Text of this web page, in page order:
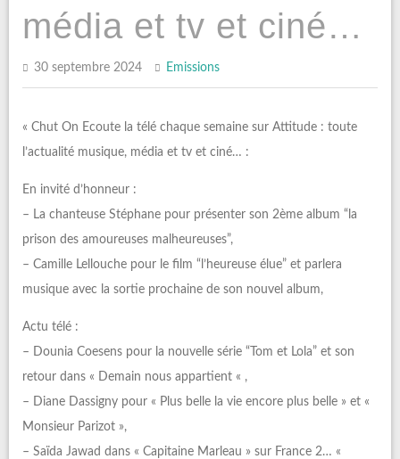
média et tv et ciné…
30 septembre 2024 Emissions
« Chut On Ecoute la télé chaque semaine sur Attitude : toute
l’actualité musique, média et tv et ciné… :
En invité d’honneur :
– La chanteuse Stéphane pour présenter son 2ème album “la
prison des amoureuses malheureuses”,
– Camille Lellouche pour le film “l’heureuse élue” et parlera
musique avec la sortie prochaine de son nouvel album,
Actu télé :
– Dounia Coesens pour la nouvelle série “Tom et Lola” et son
retour dans « Demain nous appartient « ,
– Diane Dassigny pour « Plus belle la vie encore plus belle » et «
Monsieur Parizot »,
– Saïda Jawad dans « Capitaine Marleau » sur France 2… «